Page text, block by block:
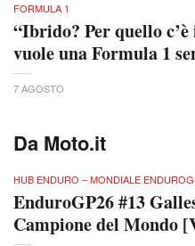
FORMULA 1
“Ibrido? Per quello
vuole una Formula 1
7 AGOSTO
Da Moto.it
HUB ENDURO – MONDIALE
EnduroGP26 #13
Campione del Mondo